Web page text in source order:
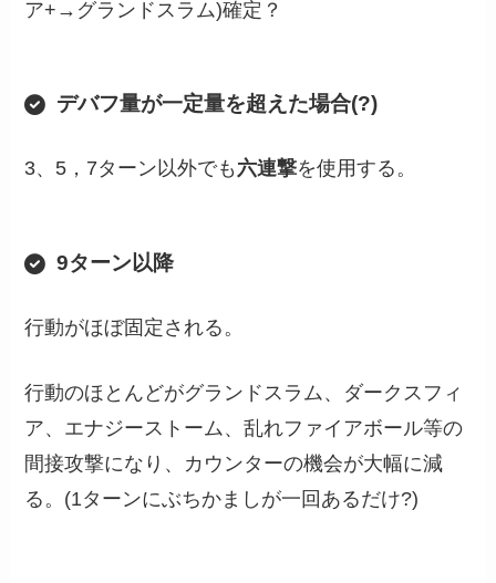
ア+→グランドスラム)確定？
デバフ量が一定量を超えた場合(?)
3、5，7ターン以外でも 六連撃を使用する。
9ターン以降
行動がほぼ固定される。
行動のほとんどがグランドスラム、ダークスフィ
ア、エナジーストーム、乱れファイアボール等の
間接攻撃になり、カウンターの機会が大幅に減
る。(1ターンにぶちかましが一回あるだけ?)